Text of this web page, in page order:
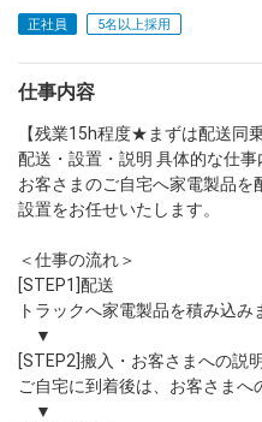
対応時間：10:00～22:00(日曜・年末年始
自動案内は24時間365日対応
転職の「モヤモヤ」、一人で悩まず
気軽に相談してみませんか？
dodaの使い方は？
今の仕事を続けるべき？
ヘルプ
正社員 5名以上採用
仕事内容
【残業15h程度★まずは配送同
配送・設置・説明 具体的な仕事
お客さまのご自宅へ家電製品を
設置をお任せいたします。
＜仕事の流れ＞
[STEP1]配送
トラックへ家電製品を積み込み
▼
[STEP2]搬入・お客さまへの説明
ご自宅に到着後は、お客さまへ
▼